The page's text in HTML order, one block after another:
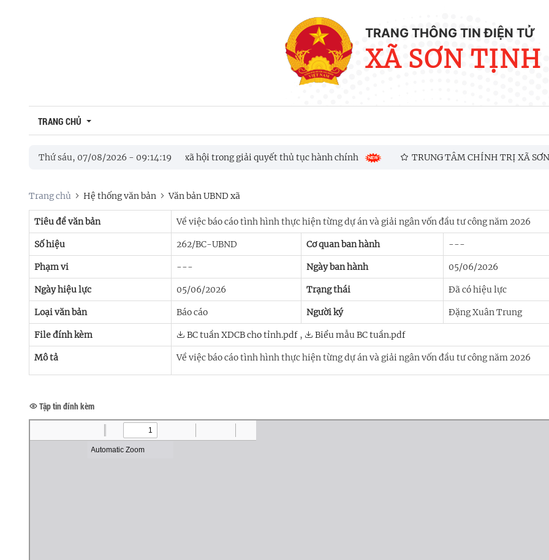
TRANG THÔNG TIN ĐIỆN TỬ
XÃ SƠN TỊNH
TRANG CHỦ
Danh lam thắng cảnh
Giá trị văn hóa
Thứ sáu, 07/08/2026 - 09:14:20
trợ người cao tuổi, đối tượng bảo trợ xã hội trong giải quyết thủ tục hành chính
TRUNG TÂM CHÍNH TRỊ XÃ SƠN
Trang chủ
Hệ thống văn bản Văn bản UBND xã
Tiêu đề văn bản Về việc báo cáo tình hình thực hiện từng dự án và giải ngân vốn đầu tư công năm 2026
Số hiệu 262/BC-UBND Cơ quan ban hành ---
Phạm vi --- Ngày ban hành 05/06/2026
Ngày hiệu lực 05/06/2026 Trạng thái Đã có hiệu lực
Loại văn bản Báo cáo Người ký Đặng Xuân Trung
File đính kèm BC tuần XDCB cho tỉnh.pdf , Biểu mẫu BC tuần.pdf
Mô tả Về việc báo cáo tình hình thực hiện từng dự án và giải ngân vốn đầu tư công năm 2026
Tập tin đính kèm